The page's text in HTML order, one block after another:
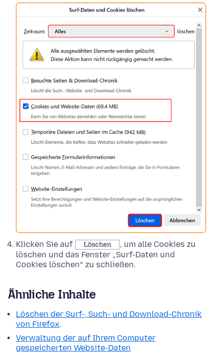
Klicken Sie auf Löschen
, um alle Cookies zu
löschen und das Fenster „Surf-Daten und
Cookies löschen“ zu schließen.
Ähnliche Inhalte
Löschen der Surf-, Such- und Download-Chronik
von Firefox.
Verwaltung der auf Ihrem Computer
gespeicherten Website-Daten